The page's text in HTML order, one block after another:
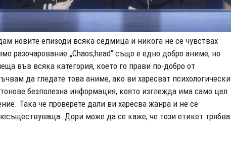
новите епизоди всяка седмица и никога не се чувствах
разочарование.„Chaos;head“ също е едно добро аниме, но
във всяка категория, което го прави по-добро от
да гледате това аниме, ако ви харесват психологически
безполезна информация, която изглежда има само цел
Така че проверете дали ви харесва жанра и не се
Дори може да се каже, че този етикет трябва